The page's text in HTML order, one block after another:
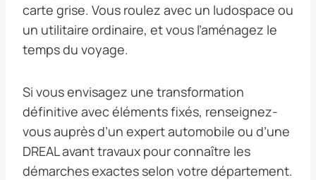
carte grise. Vous roulez avec un ludospace ou
un utilitaire ordinaire, et vous l’aménagez le
temps du voyage.
Si vous envisagez une transformation
définitive avec éléments fixés, renseignez-
vous auprès d’un expert automobile ou d’une
DREAL avant travaux pour connaître les
démarches exactes selon votre département.